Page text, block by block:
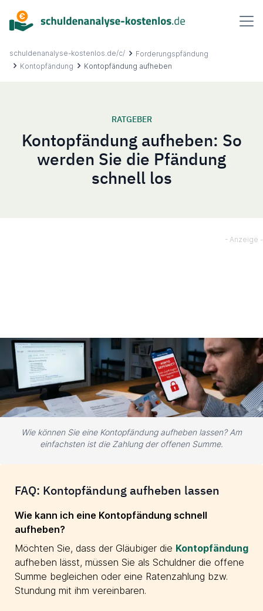
springen
schuldenanalyse-kostenlos.de/c/
Forderungspfändung
Kontopfändung
Kontopfändung aufheben
RATGEBER
Kontopfändung aufheben: So
werden Sie die Pfändung
schnell los
Wie können Sie eine Kontopfändung aufheben lassen? Am
einfachsten ist die Zahlung der offenen Summe.
FAQ: Kontopfändung aufheben lassen
Wie kann ich eine Kontopfändung schnell
aufheben?
Möchten Sie, dass der Gläubiger die Kontopfändung
aufheben lässt, müssen Sie als Schuldner die offene
Summe begleichen oder eine Ratenzahlung bzw.
Stundung mit ihm vereinbaren.